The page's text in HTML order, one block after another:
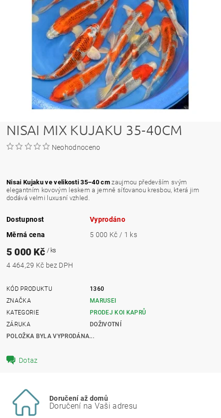
NISAI MIX KUJAKU 35-40CM
Neohodnoceno
Nisai Kujaku ve velikosti 35–40 cm zaujmou především svým
elegantním kovovým leskem a jemně síťovanou kresbou, která jim
dodává velmi luxusní vzhled.
Dostupnost
Vyprodáno
Měrná cena
5 000 Kč / 1 ks
5 000 Kč / ks
4 464,29 Kč bez DPH
KÓD PRODUKTU
1360
ZNAČKA
MARUSEI
KATEGORIE
PRODEJ KOI KAPRŮ
ZÁRUKA
DOŽIVOTNÍ
POLOŽKA BYLA VYPRODÁNA...
Dotaz
Doručení až domů
Doručení na Vaši adresu